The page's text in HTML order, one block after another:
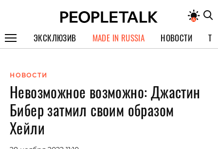
ЭКСКЛЮЗИВ
СПЕЦПРОЕКТЫ
ИНТЕРВЬЮ
ПОКОЛЕНИЕ
MADE IN RUSSIA НОВОСТИ
НОВОСТИ
Невозможное возможно: Джастин
Бибер затмил своим образом
Хейли